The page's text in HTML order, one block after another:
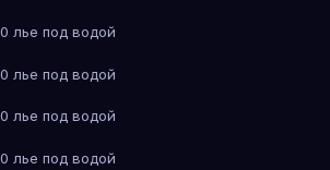
лье под водой
лье под водой
лье под водой
лье под водой